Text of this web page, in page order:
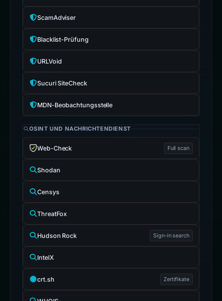
ScamAdviser
Blacklist-Prüfung
URLVoid
Sucuri SiteCheck
MDN-Beobachtungsstelle
OSINT UND NACHRICHTENDIENST
Web-Check Full scan
Shodan
Censys
ThreatFox
Hudson Rock Sign-in search
IntelX
crt.sh Zertifikate